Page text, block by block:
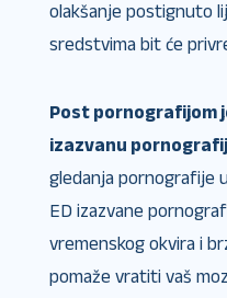
olakšanje postignuto
sredstvima bit će
Post pornografijom
izazvanu
gledanja pornografije
ED izazvane
vremenskog okvira i
pomaže vratiti vaš